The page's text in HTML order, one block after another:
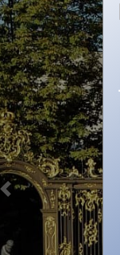
Précédent